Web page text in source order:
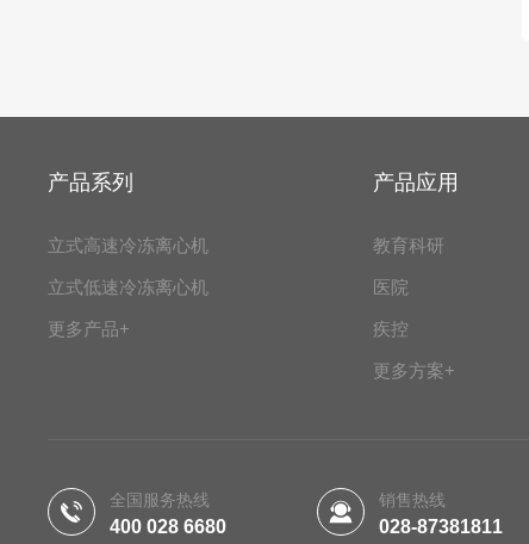
产品系列
立式高速冷冻离心机
立式低速冷冻离心机
更多产品+
产品应用
教育科研
医院
疾控
更多方案+
全国服务热线
400 028 6680
销售热线
028-87381811